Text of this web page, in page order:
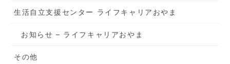
生活自立支援センター ライフキャリアおやま
お知らせ – ライフキャリアおやま
その他